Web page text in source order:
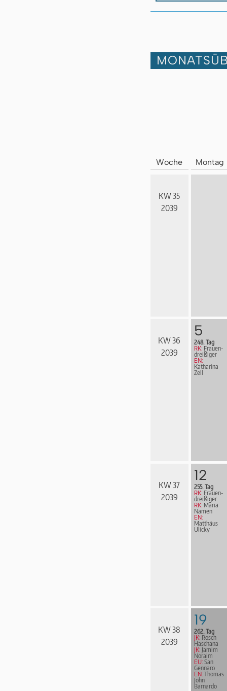
Woche Montag
KW 35
2039
KW 36
2039
5
248. Tag
RK: Frau­en­
drei­ßi­ger
EN:
Katharina
Zell
KW 37
2039
12
255. Tag
RK: Frau­en­
drei­ßi­ger
RK: Mariä
Namen
EN:
Matthäus
Ulicky
KW 38
2039
19
262. Tag
JK: Rosch
Haschana
JK: Jamim
Noraim
EU: San
Gennaro
EN: Thomas
John
Barnardo